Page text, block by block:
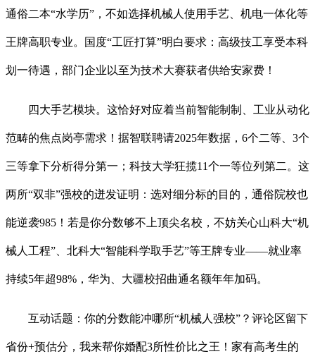
通俗二本“水学历”，不如选择机械人使用手艺、机电一体化等
王牌高职专业。国度“工匠打算”明白要求：高级技工享受本科
划一待遇，部门企业以至为技术大赛获者供给安家费！
四大手艺模块。这恰好对应着当前智能制制、工业从动化
范畴的焦点岗亭需求！据智联聘请2025年数据，6个二等、3个
三等拿下分析得分第一；科技大学狂揽11个一等位列第二。这
两所“双非”强校的迸发证明：选对细分标的目的，通俗院校也
能逆袭985！若是你分数够不上顶尖名校，不妨关心山科大“机
械人工程”、北科大“智能科学取手艺”等王牌专业——就业率
持续5年超98%，华为、大疆校招曲通名额年年加码。
互动话题：你的分数能冲哪所“机械人强校”？评论区留下
省份+预估分，我来帮你婚配3所性价比之王！家有高考生的